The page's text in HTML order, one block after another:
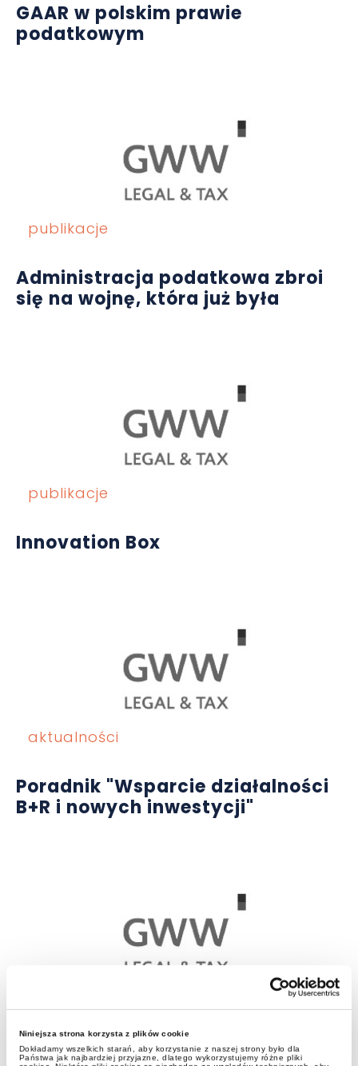
Niniejsza strona korzysta z plików cookie
Dokładamy wszelkich starań, aby korzystanie z naszej strony było dla
Państwa jak najbardziej przyjazne, dlatego wykorzystujemy różne pliki
GAAR w polskim prawie
podatkowym
publikacje
Administracja podatkowa zbroi
się na wojnę, która już była
publikacje
Innovation Box
aktualności
Poradnik "Wsparcie działalności
B+R i nowych inwestycji"
TELFA Associates Meeting